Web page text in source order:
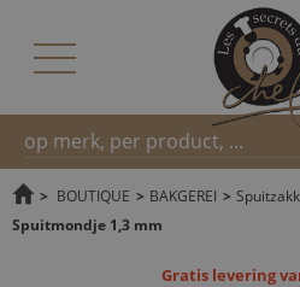
Snel
> BOUTIQUE > BAKGEREI >
Spuitmondje 1,3 mm
Gratis levering